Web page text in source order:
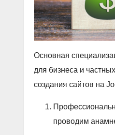
Основная
для бизнеса и
создания сайтов на
проводим